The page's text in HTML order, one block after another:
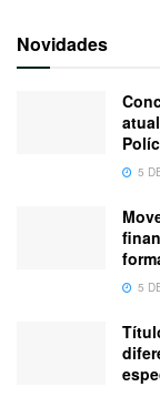
Novidades
5
5